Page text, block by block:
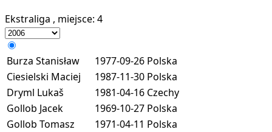
Ekstraliga , miejsce: 4
Burza Stanisław 1977-09-26 Polska
Ciesielski Maciej
1987-11-30 Polska
Dryml Lukaš
1981-04-16 Czechy
Gollob Jacek
1969-10-27 Polska
Gollob Tomasz
1971-04-11 Polska